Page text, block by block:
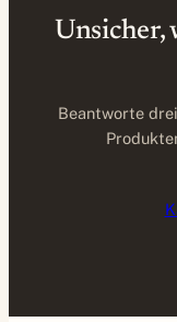
Unsicher,
Beantworte